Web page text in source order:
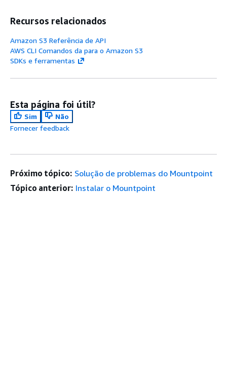
Recursos relacionados
Amazon S3 Referência de API
AWS CLI Comandos da para o Amazon S3
SDKs e ferramentas
Esta página foi útil?
Sim
Não
Fornecer feedback
Próximo tópico: Solução de problemas do Mountpoint
Tópico anterior: Instalar o Mountpoint